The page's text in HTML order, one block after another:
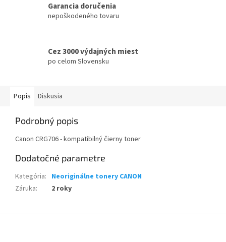
Garancia doručenia
nepoškodeného tovaru
Cez 3000 výdajných miest
po celom Slovensku
Popis Diskusia
Podrobný popis
Canon CRG706 - kompatibilný čierny toner
Dodatočné parametre
Kategória: Neoriginálne tonery CANON
Záruka: 2 roky